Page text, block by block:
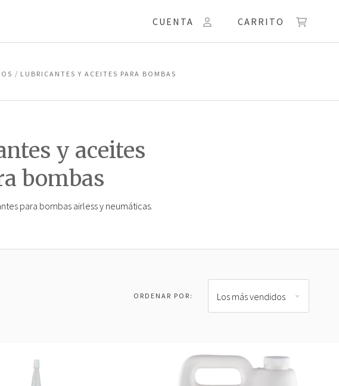
CUENTA CARRITO
LUBRICANTES Y ACEITES PARA BOMBAS
y aceites
bombas
para bombas airless y neumáticas.
ORDENAR POR: Los más vendidos